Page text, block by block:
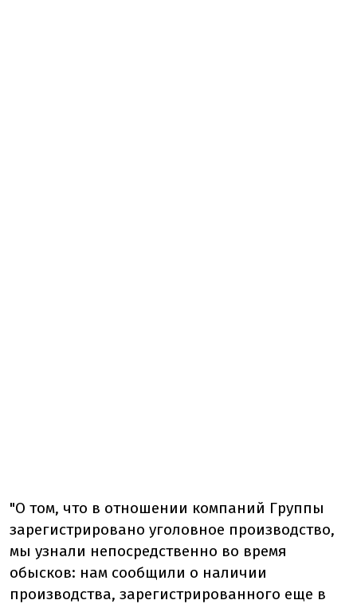
"О том, что в отношении компаний Группы
зарегистрировано уголовное производство,
мы узнали непосредственно во время
обысков: нам сообщили о наличии
производства, зарегистрированного еще в